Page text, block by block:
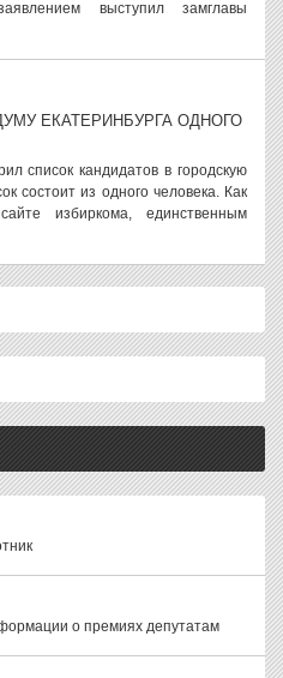
выступил замглавы
ЕКАТЕРИНБУРГА ОДНОГО
список кандидатов в городскую
состоит из одного человека. Как
избиркома, единственным
о премиях депутатам